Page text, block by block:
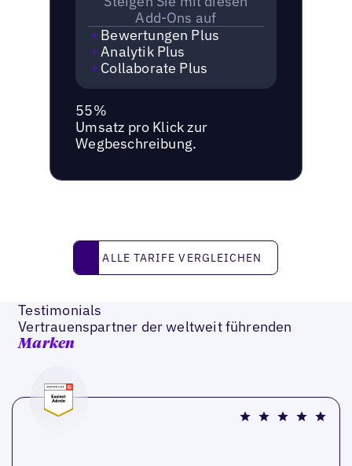
Add-Ons auf
Bewertungen Plus
Analytik Plus
Collaborate Plus
55%
Umsatz pro Klick zur
Wegbeschreibung.
Alle Tarife vergleichen
ALLE TARIFE VERGLEICHEN
Testimonials
Vertrauenspartner der weltweit führenden
Marken